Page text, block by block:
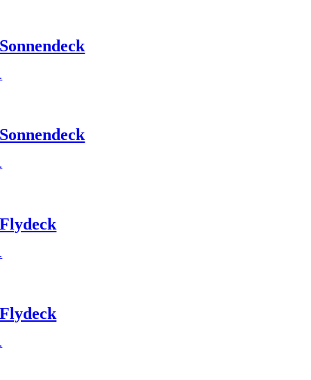
Sonnendeck
.
Sonnendeck
.
Flydeck
.
Flydeck
.